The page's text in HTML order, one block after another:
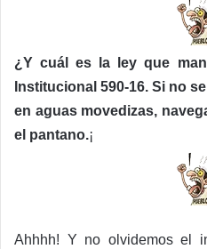
¿Y cuál es la ley que
Institucional 590-16. Si no
en aguas movedizas,
el pantano.¡
Ahhhh! Y no olvidemos el